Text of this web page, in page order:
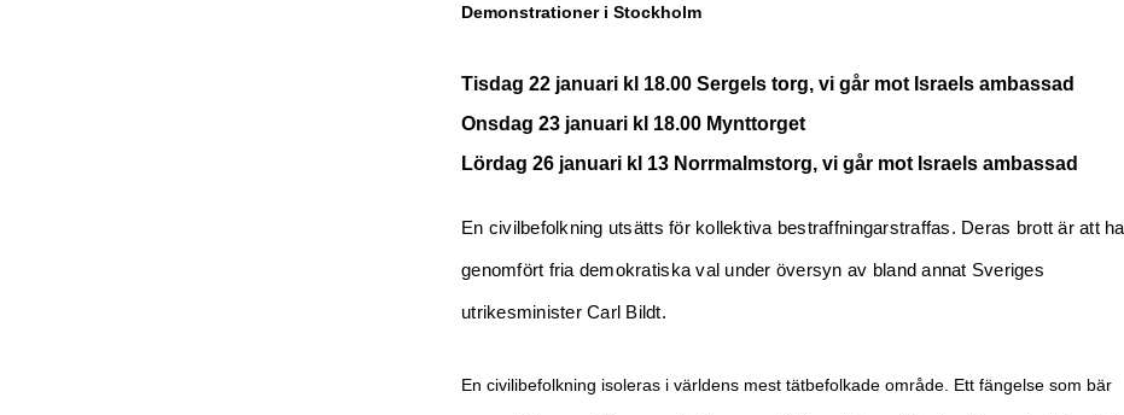
Demonstrationer i Stockholm
Tisdag 22 januari kl 18.00 Sergels torg, vi går mot Israels ambassad
Onsdag 23 januari kl 18.00 Mynttorget
Lördag 26 januari kl 13 Norrmalmstorg, vi går mot Israels ambassad
En civilbefolkning utsätts för kollektiva bestraffningarstraffas. Deras brott är att ha
genomfört fria demokratiska val under översyn av bland annat Sveriges
utrikesminister Carl Bildt.
En civilibefolkning isoleras i världens mest tätbefolkade område. Ett fängelse som bär